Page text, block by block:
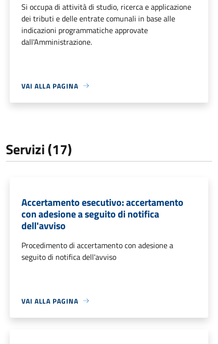
Si occupa di attività di studio, ricerca e applicazione
dei tributi e delle entrate comunali in base alle
indicazioni programmatiche approvate
dall'Amministrazione.
VAI ALLA PAGINA
Servizi (17)
Accertamento esecutivo: accertamento
con adesione a seguito di notifica
dell'avviso
Procedimento di accertamento con adesione a
seguito di notifica dell'avviso
VAI ALLA PAGINA